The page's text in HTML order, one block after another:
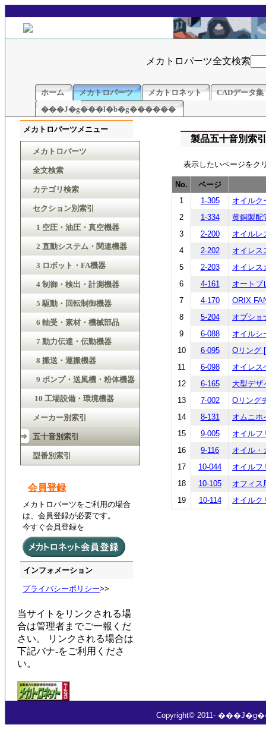
メカトロパーツ全文検索
ホーム メカトロパーツ メカトロネット
CADデータ集
���J�g���l�b�g������
製品五十音別索
表示したいページをク
No.
ページ
1
1-305
オイルク
2
1-334
黄銅製配
3
2-200
オイルレ
4
2-202
オイレス
5
2-203
オイレス
6
4-161
オートブ
7
4-170
ORIX
8
5-204
オプショ
9
6-088
オイルシ
10
6-095
Oリング
11
6-098
オイレス
12
6-165
大型デザ
13
7-002
Oリング
14
8-131
オムニホ
15
9-005
オイルフ
16
9-116
オイル・
17
10-044
オイルフ
18
10-105
オフィス
19
10-114 オイルク
メカトロパーツメニュー
メカトロパーツ
全文検索
カテゴリ検索
セクション別索引
1 空圧・油圧・真空機器
2 直動システム・関連機器
3 ロボット・FA機器
4 制御・検出・計測機器
5 駆動・回転制御機器
6 軸受・素材・機械部品
7 動力伝達・伝動機器
8 搬送・運搬機器
9 ポンプ・送風機・粉体機器
10 工場設備・環境機器
メーカー別索引
五十音別索引
型番別索引
会員登録
メカトロパーツをご利用の場合
は、会員登録が必要です。
今すぐ会員登録を
インフォメーション
プライバシーポリシー>>
当サイトをリンクされる場
合は管理者までご一報くだ
さい。 リンクされる場合は
下記バナ-をご利用くださ
い。
Copyright© 2011-